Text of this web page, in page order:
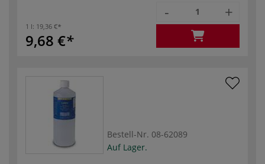
1 l: 19,36 €
9,68 €
- +
Bestell-Nr. 08-62089
Auf Lager.